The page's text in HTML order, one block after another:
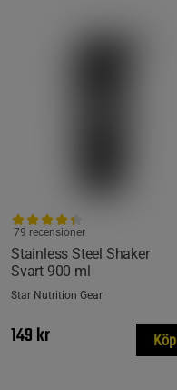
Stainless Steel Shaker
Svart 900 ml
79 recensioner
Star Nutrition Gear
149 kr Köp